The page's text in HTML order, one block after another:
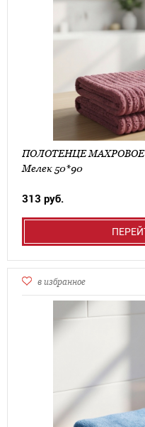
ПОЛОТЕНЦЕ МАХРОВОЕ
Мелек 50*90
313 руб.
в избранное